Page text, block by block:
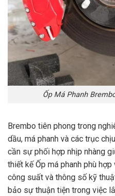
Ốp Má Phanh
Brembo tiên phong trong
dầu, má phanh và các trục
cần sự phối hợp nhịp nhàng
thiết kế Ốp má phanh phù
công suất và thông số kỹ
bảo sự thuận tiện trong việc